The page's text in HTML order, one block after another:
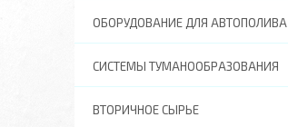
ОБОРУДОВАНИЕ ДЛЯ АВТОПОЛИВА
СИСТЕМЫ ТУМАНООБРАЗОВАНИЯ
ВТОРИЧНОЕ СЫРЬЕ